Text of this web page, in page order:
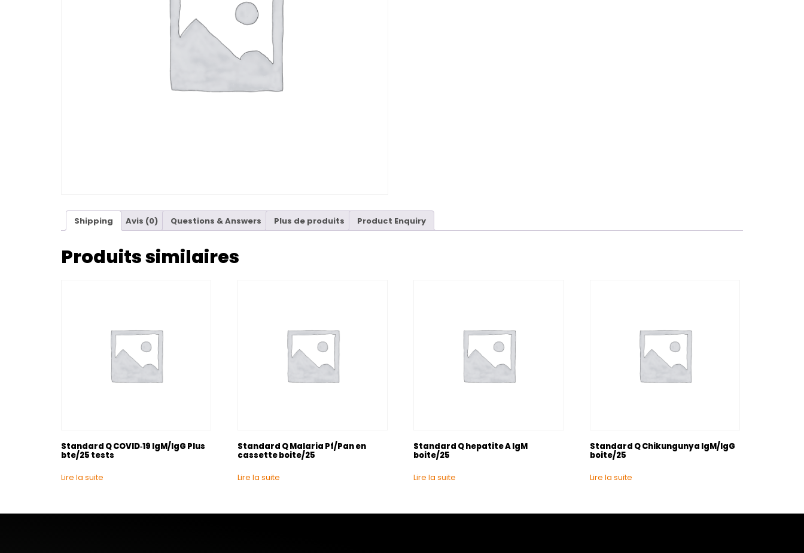
Shipping Avis (0) Questions & Answers Plus de produits Product Enquiry
Produits similaires
Standard Q COVID‐19 IgM/IgG Plus
bte/25 tests
Lire la suite
Standard Q Malaria Pf/Pan en
cassette boite/25
Lire la suite
Standard Q hepatite A IgM
boite/25
Lire la suite
Standard Q Chikungunya IgM/IgG
boite/25
Lire la suite